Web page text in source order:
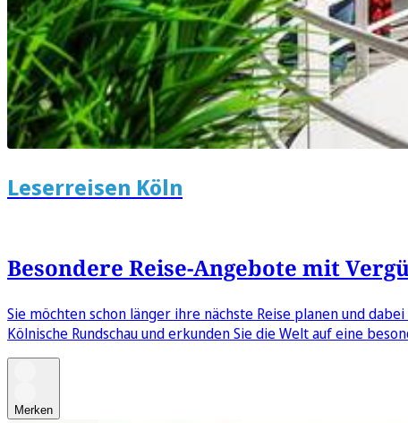
Leserreisen Köln
Besondere Reise-Angebote mit
Sie möchten schon länger ihre nächste Reise planen und
Kölnische Rundschau und erkunden Sie die Welt auf eine
Merken